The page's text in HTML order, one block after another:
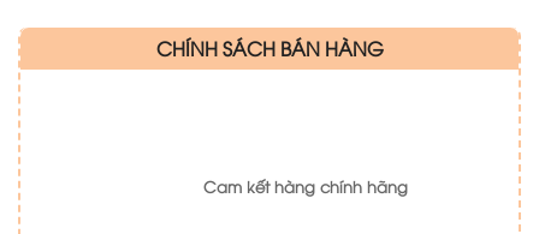
CHÍNH SÁCH BÁN HÀNG
Cam kết hàng chính hãng